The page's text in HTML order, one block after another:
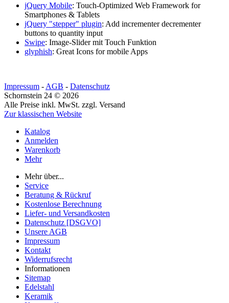
jQuery Mobile: Touch-Optimized Web Framework for
Smartphones & Tablets
jQuery "stepper" plugin: Add incrementer decrementer
buttons to quantity input
Swipe: Image-Slider mit Touch Funktion
glyphish: Great Icons for mobile Apps
Impressum - AGB - Datenschutz
Schornstein 24 © 2026
Alle Preise inkl. MwSt. zzgl. Versand
Zur klassischen Website
Katalog
Anmelden
Warenkorb
Mehr
Mehr über...
Service
Beratung & Rückruf
Kostenlose Berechnung
Liefer- und Versandkosten
Datenschutz [DSGVO]
Unsere AGB
Impressum
Kontakt
Widerrufsrecht
Informationen
Sitemap
Edelstahl
Keramik